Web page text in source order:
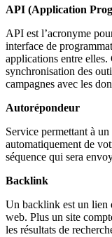
API (Application
API est l’acronyme
interface de
applications entre
synchronisation des
campagnes avec les
Autorépondeur
Service permettant à
automatiquement de
séquence qui sera
Backlink
Un backlink est un lien
web. Plus un site
les résultats de